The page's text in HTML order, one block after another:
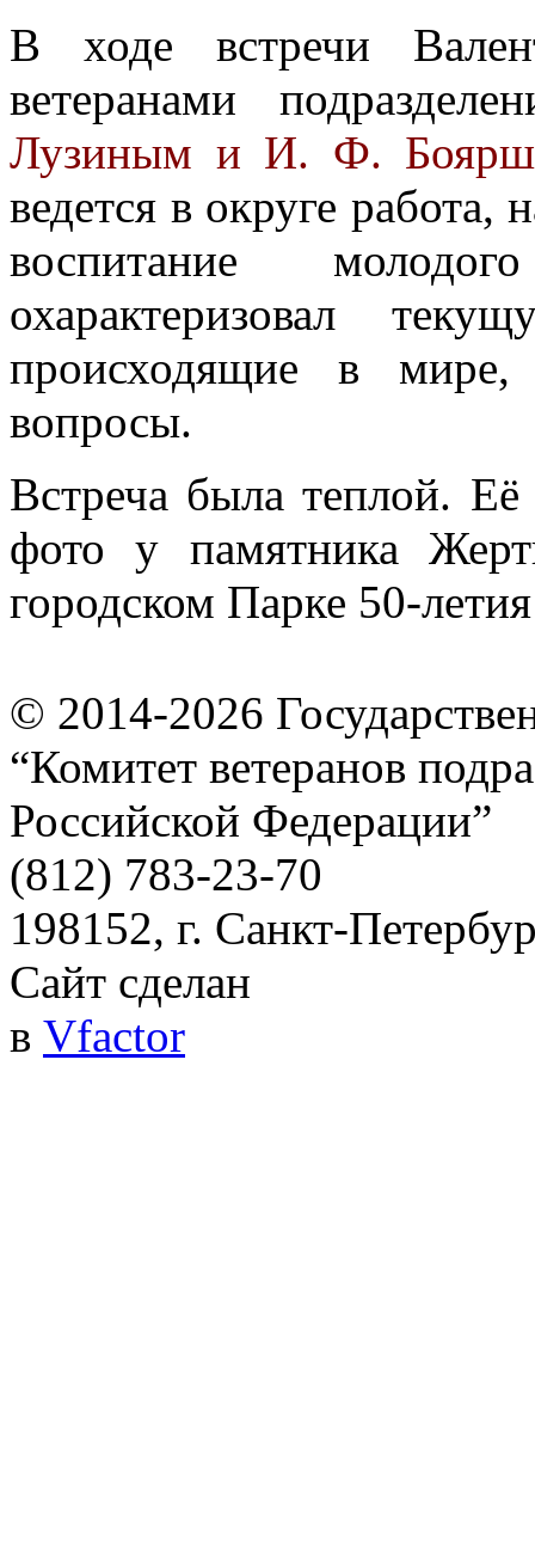
В ходе встречи
ветеранами
Лузиным и И. Ф.
ведется в округе работа,
воспитание
охарактеризовал
происходящие в мире,
вопросы.
Встреча была теплой. Её
фото у памятника
городском Парке 50-
© 2014-2026
“Комитет ветеранов
Российской Федерации”
(812) 783-23-70
198152, г. Санкт-
Сайт сделан
в Vfactor